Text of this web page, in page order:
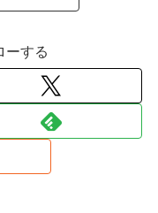
ーする